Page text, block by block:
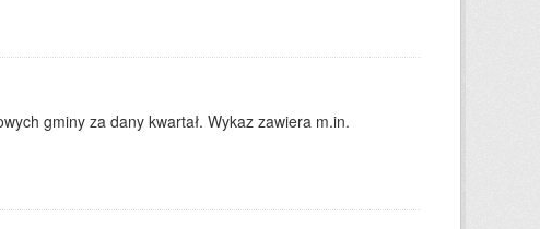
gminy za dany kwartał. Wykaz zawiera m.in.